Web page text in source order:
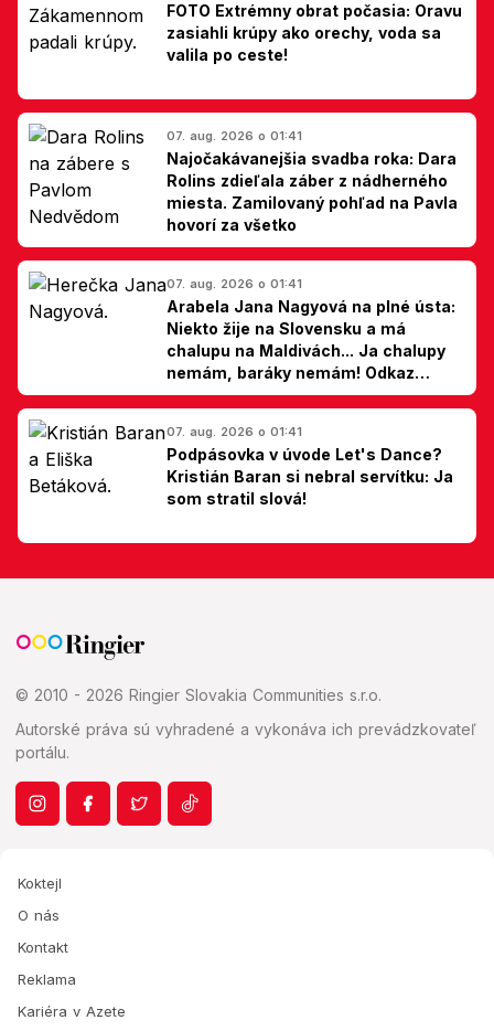
FOTO Extrémny obrat počasia: Oravu
zasiahli krúpy ako orechy, voda sa
valila po ceste!
07. aug. 2026 o 01:41
Najočakávanejšia svadba roka: Dara
Rolins zdieľala záber z nádherného
miesta. Zamilovaný pohľad na Pavla
hovorí za všetko
07. aug. 2026 o 01:41
Arabela Jana Nagyová na plné ústa:
Niekto žije na Slovensku a má
chalupu na Maldivách... Ja chalupy
nemám, baráky nemám! Odkaz
Slovákom
07. aug. 2026 o 01:41
Podpásovka v úvode Let's Dance?
Kristián Baran si nebral servítku: Ja
som stratil slová!
© 2010 - 2026 Ringier Slovakia Communities s.r.o.
Autorské práva sú vyhradené a vykonáva ich prevádzkovateľ
portálu.
Koktejl
O nás
Kontakt
Reklama
Kariéra v Azete